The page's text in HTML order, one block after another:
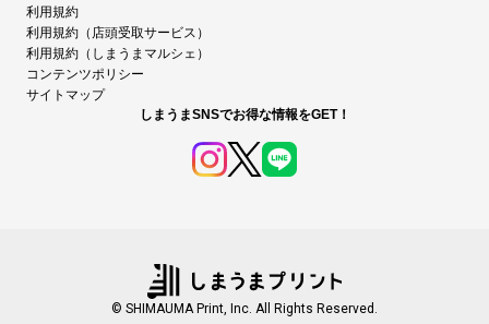
利用規約
利用規約（店頭受取サービス）
利用規約（しまうまマルシェ）
コンテンツポリシー
サイトマップ
しまうまSNSでお得な情報をGET！
© SHIMAUMA Print, Inc. All Rights Reserved.